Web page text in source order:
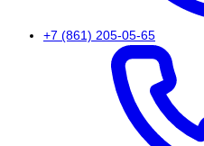
+7 (861) 205-05-65